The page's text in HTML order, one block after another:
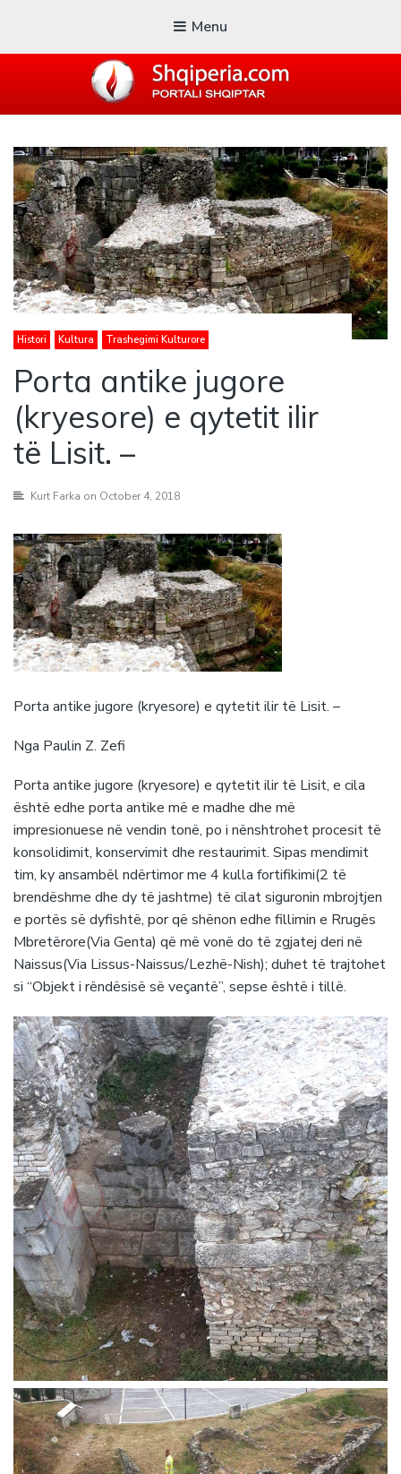
Menu
Blogu i ShqiperiaCom
Histori Kultura Trashegimi Kulturore
Porta antike jugore
(kryesore) e qytetit ilir
të Lisit. –
Kurt Farka on October 4, 2018
Porta antike jugore (kryesore) e qytetit ilir të Lisit. –
Nga Paulin Z. Zefi
Porta antike jugore (kryesore) e qytetit ilir të Lisit, e cila
është edhe porta antike më e madhe dhe më
impresionuese në vendin tonë, po i nënshtrohet procesit të
konsolidimit, konservimit dhe restaurimit. Sipas mendimit
tim, ky ansambël ndërtimor me 4 kulla fortifikimi(2 të
brendëshme dhe dy të jashtme) të cilat siguronin mbrojtjen
e portës së dyfishtë, por që shënon edhe fillimin e Rrugës
Mbretërore(Via Genta) që më vonë do të zgjatej deri në
Naissus(Via Lissus-Naissus/Lezhë-Nish); duhet të trajtohet
si “Objekt i rëndësisë së veçantë”, sepse është i tillë.